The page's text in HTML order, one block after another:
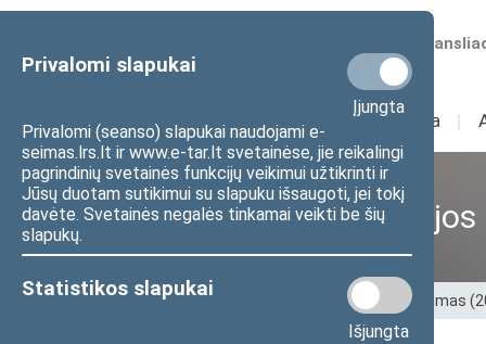
Privalomi slapukai
Įjungta
Privalomi (seanso) slapukai naudojami e-
seimas.lrs.lt ir www.e-tar.lt svetainėse, jie reikalingi
pagrindinių svetainės funkcijų veikimui užtikrinti ir
Jūsų duotam sutikimui su slapuku išsaugoti, jei tokį
davėte. Svetainės negalės tinkamai veikti be šių
slapukų.
Statistikos slapukai
Išjungta
Numatomos
Sudėtis Veikla I
Ankstesnės kadencijos
Pradžia>Ankstesnės kadencijos > XIII Seimas